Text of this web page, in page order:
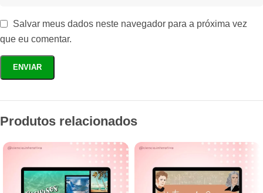
Salvar meus dados neste navegador para a próxima vez
que eu comentar.
Produtos relacionados